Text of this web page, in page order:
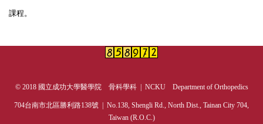
課程。
© 2018 國立成功大學醫學院 骨科學科 | NCKU Department of Orthopedics
704台南市北區勝利路138號 | No.138, Shengli Rd., North Dist., Tainan City 704,
Taiwan (R.O.C.)